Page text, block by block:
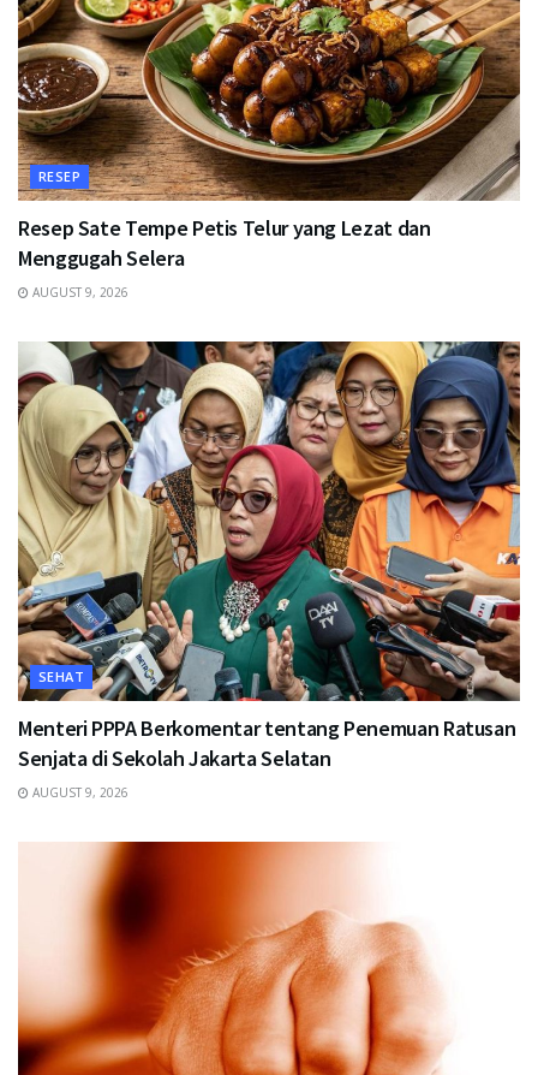
RESEP
Resep Sate Tempe Petis Telur yang Lezat dan
Menggugah Selera
AUGUST 9, 2026
SEHAT
Menteri PPPA Berkomentar tentang Penemuan Ratusan
Senjata di Sekolah Jakarta Selatan
AUGUST 9, 2026